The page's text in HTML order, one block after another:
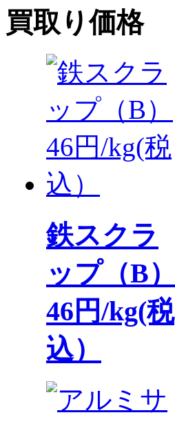
買取り価格
鉄スクラ
ップ（B）
46円/kg(税
込）